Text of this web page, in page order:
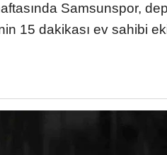
Samsunspor,
15 dakikası ev sahibi